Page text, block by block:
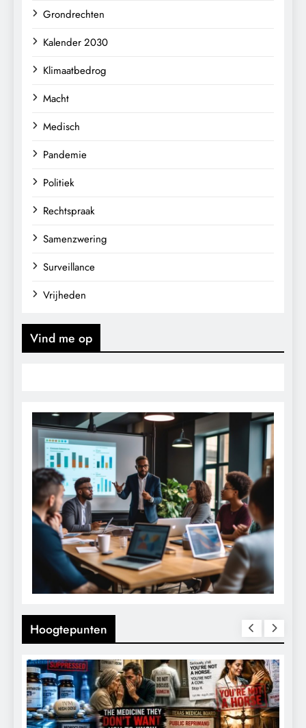
Grondrechten
Kalender 2030
Klimaatbedrog
Macht
Medisch
Pandemie
Politiek
Rechtspraak
Samenzwering
Surveillance
Vrijheden
Vind me op
Hoogtepunten